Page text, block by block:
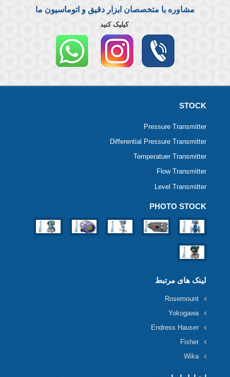
مشاوره با متخصصان ابزار دقیق و اتوماسیون ما
کیلیک کنید
STOCK
Pressure Transmitter
Differential Pressure Transmitter
Temperatuer Transmitter
Flow Transmitter
Level Transmitter
PHOTO STOCK
لینک های مرتبط
Rosemount
Yokogawa
Endress Hauser
Fisher
Wika